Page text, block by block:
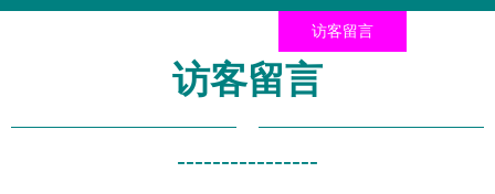
访客留言
访客留言
----------------